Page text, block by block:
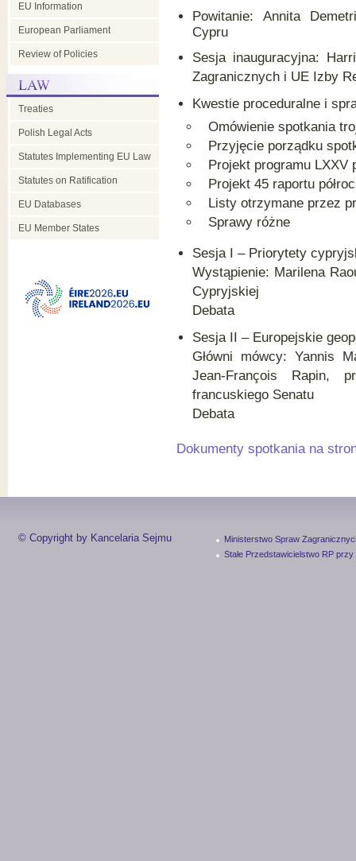
EU Information
European Parliament
Review of Policies
Treaties
Polish Legal Acts
Statutes Implementing EU Law
Statutes on Ratification
EU Databases
EU Member States
Powitanie: Annita
Cypru
Sesja inauguracyjna:
Zagranicznych i UE Izby
Kwestie proceduralne i
Omówienie spotkania
Przyjęcie porządku
Projekt programu LXXV
Projekt 45 raportu
Listy otrzymane przez
Sprawy różne
Sesja I – Priorytety
Wystąpienie: Marilena
Cypryjskiej
Debata
Sesja II – Europejskie
Główni mówcy: Yannis
Jean-François Rapin,
francuskiego Senatu
Debata
Dokumenty spotkania na
© Copyright by Kancelaria Sejmu
Ministerstwo Spraw
Stałe Przedstawicielstwo RP przy